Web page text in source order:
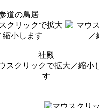
道の鳥居
社殿